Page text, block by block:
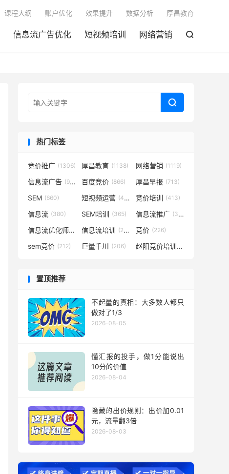
信息流广告优化 短视频培训 网络营销 
课程大纲 账户优化 效果提升 数据分析 厚昌教育

热门标签
竞价推广 (1306) 厚昌教育 (1138) 网络营销 (1119)
信息流广告 (931) 百度竞价 (866) 厚昌早报 (713)
SEM (660) 短视频运营 (431) 竞价培训 (413)
信息流 (380) SEM培训 (365) 信息流推广 (350)
信息流优化师(290)信息流培训 (281) 竞价 (226)
sem竞价 (212) 巨量千川 (206) 赵阳竞价培训(194)
置顶推荐
不起量的真相：大多数人都只
做对了1/3
2026-08-05
懂汇报的投手，做1分能说出
10分的价值
2026-08-04
隐藏的出价规则：出价加0.01
元，流量翻3倍
2026-08-03